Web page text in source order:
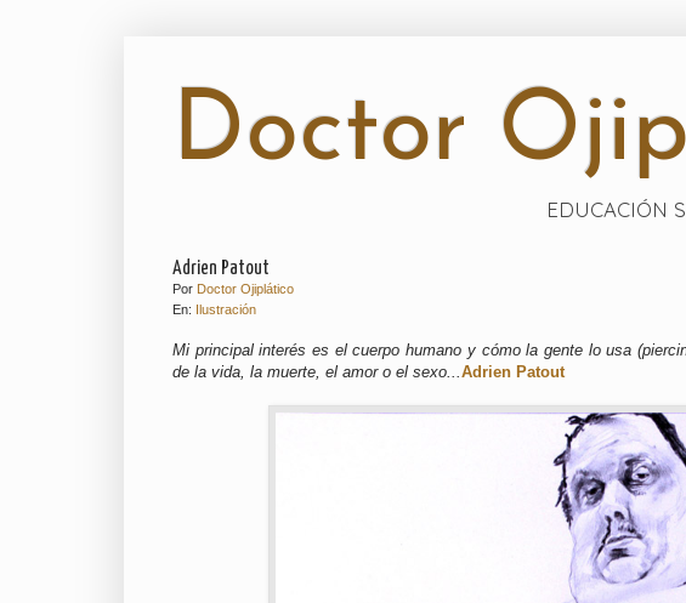
Doctor
EDUCACIÓN
Adrien Patout
Por Doctor Ojiplático
En: Ilustración
Mi principal interés es el cuerpo humano y cómo la gente lo usa
de la vida, la muerte, el amor o el sexo...Adrien Patout